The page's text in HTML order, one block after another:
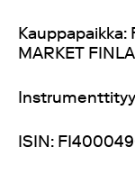
Kauppapaikka:
MARKET
ISIN: